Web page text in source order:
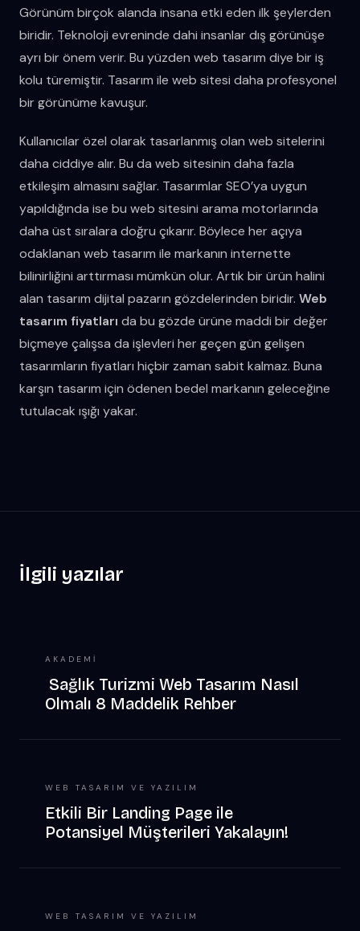
Görünüm birçok alanda insana etki eden ilk şeylerden
biridir. Teknoloji evreninde dahi insanlar dış görünüşe
ayrı bir önem verir. Bu yüzden web tasarım diye bir iş
kolu türemiştir. Tasarım ile web sitesi daha profesyonel
bir görünüme kavuşur.
Kullanıcılar özel olarak tasarlanmış olan web sitelerini
daha ciddiye alır. Bu da web sitesinin daha fazla
etkileşim almasını sağlar. Tasarımlar SEO’ya uygun
yapıldığında ise bu web sitesini arama motorlarında
daha üst sıralara doğru çıkarır. Böylece her açıya
odaklanan web tasarım ile markanın internette
bilinirliğini arttırması mümkün olur. Artık bir ürün halini
alan tasarım dijital pazarın gözdelerinden biridir. Web
tasarım fiyatları da bu gözde ürüne maddi bir değer
biçmeye çalışsa da işlevleri her geçen gün gelişen
tasarımların fiyatları hiçbir zaman sabit kalmaz. Buna
karşın tasarım için ödenen bedel markanın geleceğine
tutulacak ışığı yakar.
İlgili yazılar
AKADEMI
Sağlık Turizmi Web Tasarım Nasıl
Olmalı 8 Maddelik Rehber
WEB TASARIM VE YAZILIM
Etkili Bir Landing Page ile
Potansiyel Müşterileri Yakalayın!
WEB TASARIM VE YAZILIM